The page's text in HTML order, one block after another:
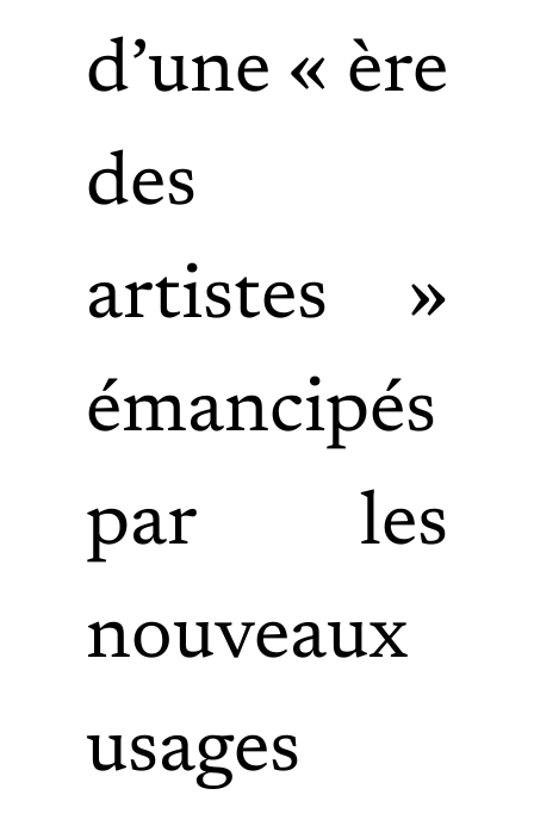
d’une « ère
des
artistes »
émancipés
par les
nouveaux
usages